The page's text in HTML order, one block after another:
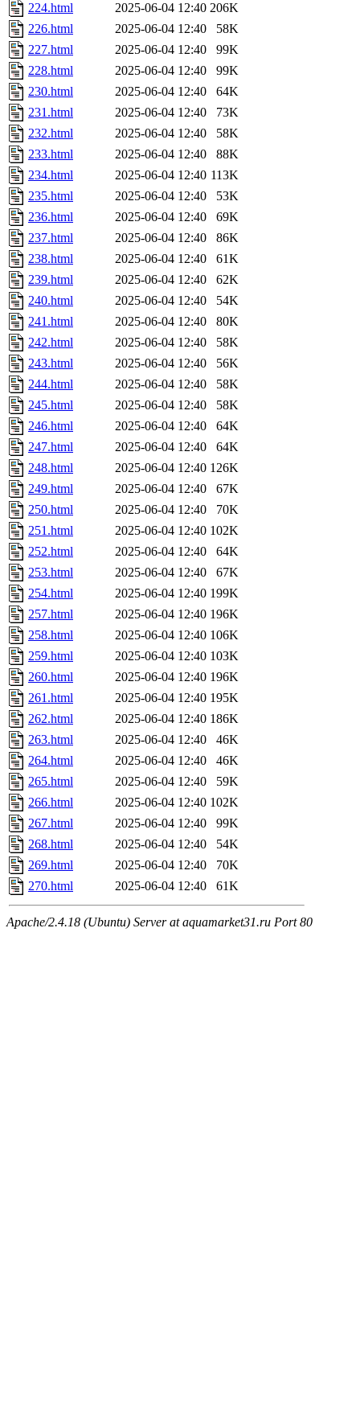
224.html
2025-06-04 12:40 206K
226.html
2025-06-04 12:40
58K
227.html
2025-06-04 12:40
99K
228.html
2025-06-04 12:40
99K
230.html
2025-06-04 12:40
64K
231.html
2025-06-04 12:40
73K
232.html
2025-06-04 12:40
58K
233.html
2025-06-04 12:40
88K
234.html
2025-06-04 12:40 113K
235.html
2025-06-04 12:40
53K
236.html
2025-06-04 12:40
69K
237.html
2025-06-04 12:40
86K
238.html
2025-06-04 12:40
61K
239.html
2025-06-04 12:40
62K
240.html
2025-06-04 12:40
54K
241.html
2025-06-04 12:40
80K
242.html
2025-06-04 12:40
58K
243.html
2025-06-04 12:40
56K
244.html
2025-06-04 12:40
58K
245.html
2025-06-04 12:40
58K
246.html
2025-06-04 12:40
64K
247.html
2025-06-04 12:40
64K
248.html
2025-06-04 12:40 126K
249.html
2025-06-04 12:40
67K
250.html
2025-06-04 12:40
70K
251.html
2025-06-04 12:40 102K
252.html
2025-06-04 12:40
64K
253.html
2025-06-04 12:40
67K
254.html
2025-06-04 12:40 199K
257.html
2025-06-04 12:40 196K
258.html
2025-06-04 12:40 106K
259.html
2025-06-04 12:40 103K
260.html
2025-06-04 12:40 196K
261.html
2025-06-04 12:40 195K
262.html
2025-06-04 12:40 186K
263.html
2025-06-04 12:40
46K
264.html
2025-06-04 12:40
46K
265.html
2025-06-04 12:40
59K
266.html
2025-06-04 12:40 102K
267.html
2025-06-04 12:40
99K
268.html
2025-06-04 12:40
54K
269.html
2025-06-04 12:40
70K
270.html
2025-06-04 12:40 61K
Apache/2.4.18 (Ubuntu) Server at aquamarket31.ru Port 80